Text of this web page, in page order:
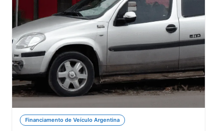
Financiamento de Veículo Argentina